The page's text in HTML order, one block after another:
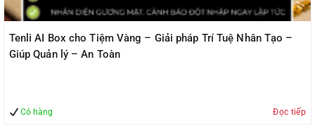
Tenli AI Box cho Tiệm Vàng – Giải pháp Trí Tuệ Nhân Tạo –
Giúp Quản lý – An Toàn
Có hàng Đọc tiếp